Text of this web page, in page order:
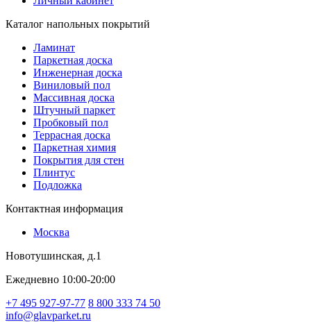
Каталог напольных покрытий
Ламинат
Паркетная доска
Инженерная доска
Виниловый пол
Массивная доска
Штучный паркет
Пробковый пол
Террасная доска
Паркетная химия
Покрытия для стен
Плинтус
Подложка
Контактная информация
Москва
Новотушинская, д.1
Ежедневно 10:00-20:00
+7 495 927-97-77 8 800 333 74 50
info@glavparket.ru